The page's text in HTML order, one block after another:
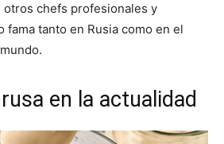
otros chefs profesionales y
fama tanto en Rusia como en el
en la actualidad